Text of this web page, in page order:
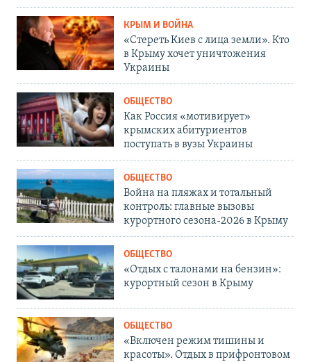
КРЫМ И ВОЙНА
«Стереть Киев с лица земли». Кто
в Крыму хочет уничтожения
Украины
ОБЩЕСТВО
Как Россия «мотивирует»
крымских абитуриентов
поступать в вузы Украины
ОБЩЕСТВО
Война на пляжах и тотальный
контроль: главные вызовы
курортного сезона-2026 в Крыму
ОБЩЕСТВО
«Отдых с талонами на бензин»:
курортный сезон в Крыму
ОБЩЕСТВО
«Включен режим тишины и
красоты». Отдых в прифронтовом